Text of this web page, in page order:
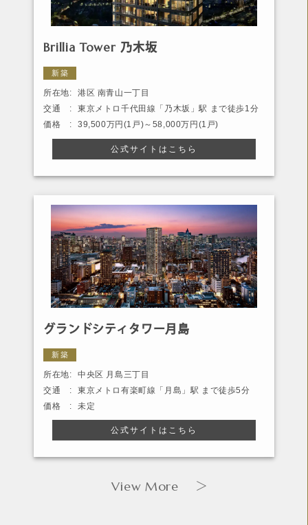
Brillia Tower 乃木坂
新築
所在地:
港区 南青山一丁目
交通 :
東京メトロ千代田線「乃木坂」駅 まで徒歩1分
価格 :
39,500万円(1戸)～58,000万円(1戸)
公式サイトはこちら
グランドシティタワー月島
新築
所在地:
中央区 月島三丁目
交通 :
東京メトロ有楽町線「月島」駅 まで徒歩5分
価格 :
未定
公式サイトはこちら
View More ＞